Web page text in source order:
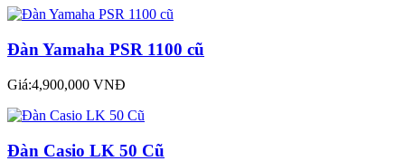
Đàn Yamaha PSR 1100 cũ
Giá:4,900,000 VNĐ
Đàn Casio LK 50 Cũ